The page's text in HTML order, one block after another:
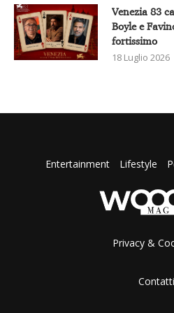
Venezia 83
Boyle e
fortissimo
18 Luglio 2026
Entertainment Lifestyle
Privacy &
Contatti